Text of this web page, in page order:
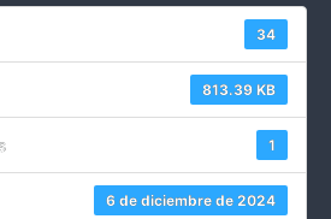
34
813.39 KB
1
6 de diciembre de 2024